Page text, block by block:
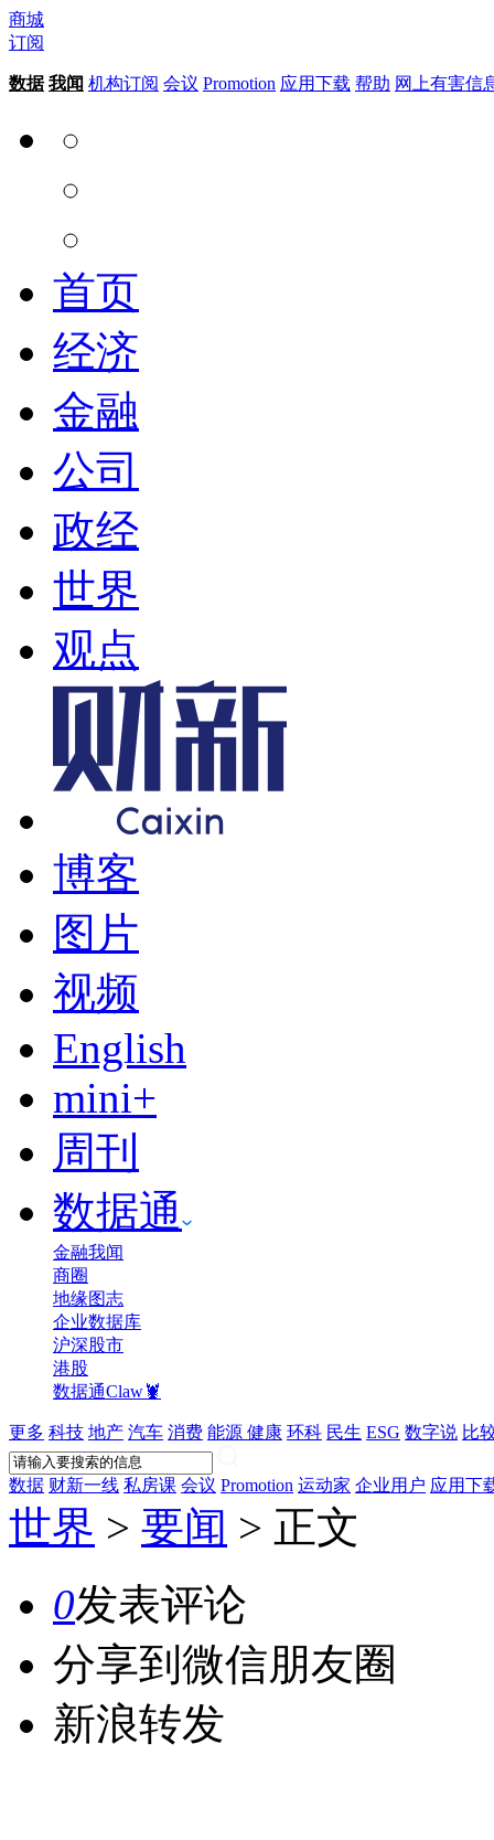
商城
订阅
数据 我闻 机构订阅 会议 Promotion 应用下载 帮助 网上有害信
首页
经济
金融
公司
政经
世界
观点
博客
图片
视频
English
mini+
周刊
数据通
金融我闻
商圈
地缘图志
企业数据库
沪深股市
港股
数据通Claw🦞
更多 科技 地产 汽车 消费 能源 健康 环科 民生 ESG 数字说 比
数据 财新一线 私房课 会议 Promotion 运动家 企业用户 应用下
世界 > 要闻 > 正文
0发表评论
分享到微信朋友圈
新浪转发